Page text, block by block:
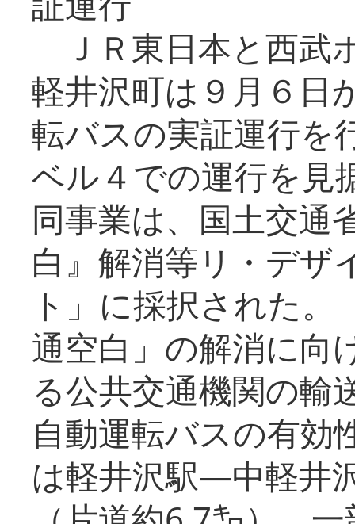
ＪＲ東日本と西武
軽井沢町は９月６日
転バスの実証運行を
ベル４での運行を見
同事業は、国土交通
白』解消等リ・デザ
ト」に採択された
通空白」の解消に向
る公共交通機関の輸
自動運転バスの有効
は軽井沢駅―中軽井